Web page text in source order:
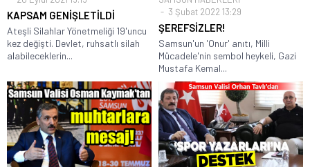
KAPSAM GENİŞLETİLDİ
Ateşli Silahlar Yönetmeliği 19'uncu
kez değişti. Devlet, ruhsatlı silah
alabileceklerin...
3 Şubat 2022 13:29
ŞEREFSİZLER!
Samsun'un 'Onur' anıtı, Milli
Mücadele'nin sembol heykeli, Gazi
Mustafa Kemal...